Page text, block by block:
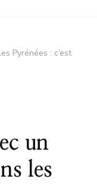
Pyrénées : c’est
un
les